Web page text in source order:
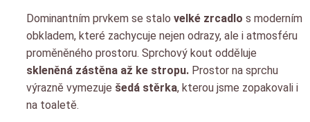
Dominantním prvkem se stalo velké zrcadlo s moderním
obkladem, které zachycuje nejen odrazy, ale i atmosféru
proměněného prostoru. Sprchový kout odděluje
skleněná zástěna až ke stropu. Prostor na sprchu
výrazně vymezuje šedá stěrka, kterou jsme zopakovali i
na toaletě.